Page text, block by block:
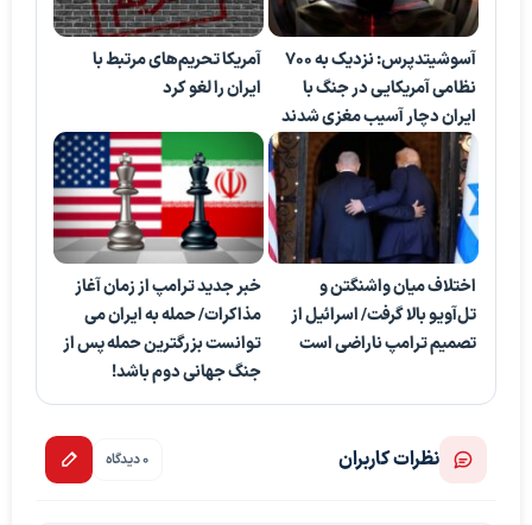
آسوشیتدپرس: نزدیک به ۷۰۰
نظامی آمریکایی در جنگ با
ایران دچار آسیب مغزی شدند
آمریکا تحریم‌های مرتبط با
ایران را لغو کرد
اختلاف میان واشنگتن و
تل‌آویو بالا گرفت/ اسرائیل از
تصمیم ترامپ ناراضی است
خبر جدید ترامپ از زمان آغاز
مذاکرات/ حمله به ایران می
توانست بزرگترین حمله پس از
جنگ جهانی دوم باشد!
نظرات کاربران 0 دیدگاه